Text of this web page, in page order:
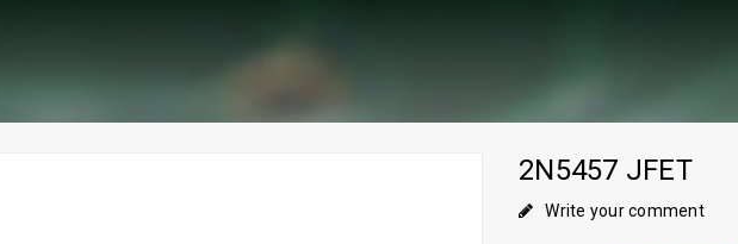
2N5457 JFET
Write your comment